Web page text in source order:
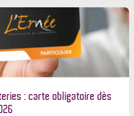
: carte obligatoire dès